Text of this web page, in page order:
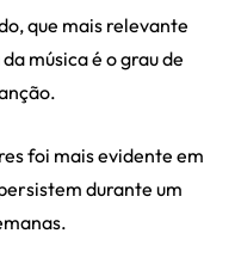
que mais relevante
música é o grau de
foi mais evidente em
durante um